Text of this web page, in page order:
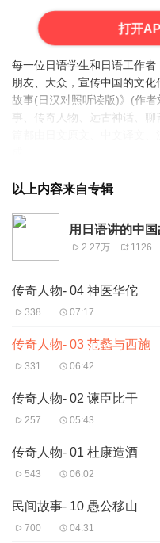
打开
每一位日语学生和日语工作
朋友、大众，宣传中国的文
故事(日汉对照听读版)》(作
事、传奇人物、远古神话、
篇都由日文原文、中文译文
第一部分 民间故事十讲
2 嫦娥奔月 —— 邈邈星河夜
3 孟姜女哭长城 —— 血泪如
6 梁祝化蝶 —— 真情感天地
7 田螺妻子 —— 可叹姻缘薄
9 木兰从军 —— 巾帼有英豪
10 愚公移山 —— 祖孙齐上
1 杜康造酒 —— 美酒飘香醉
2 谏臣比干 —— 赤胆忠心照
4 神医华佗 —— 医圣含冤天
7 竹林七贤（下） —— 谁能
9 玄奘取经 —— 云山瀚海八
以上内容来自专辑
用日语讲的中
2.27万 1126
传奇人物- 04 神医华佗
338 07:17
传奇人物- 03 范蠡与西施
331 06:42
传奇人物- 02 谏臣比干
257 05:43
传奇人物- 01 杜康造酒
543 06:02
民间故事- 10 愚公移山
700 04:31